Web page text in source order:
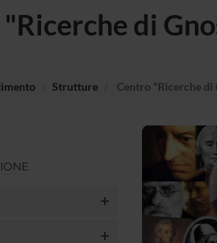
di
Strutture Centro "Ricerche di